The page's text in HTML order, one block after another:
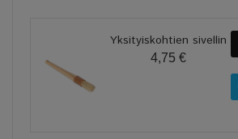
Yksityiskohtien sivellin
4,75 €